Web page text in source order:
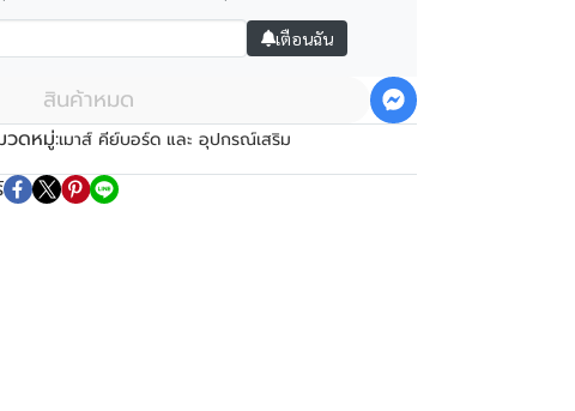
เตือนฉัน
สินค้าหมด
วดหมู่:เมาส์ คีย์บอร์ด และ อุปกรณ์เสริม